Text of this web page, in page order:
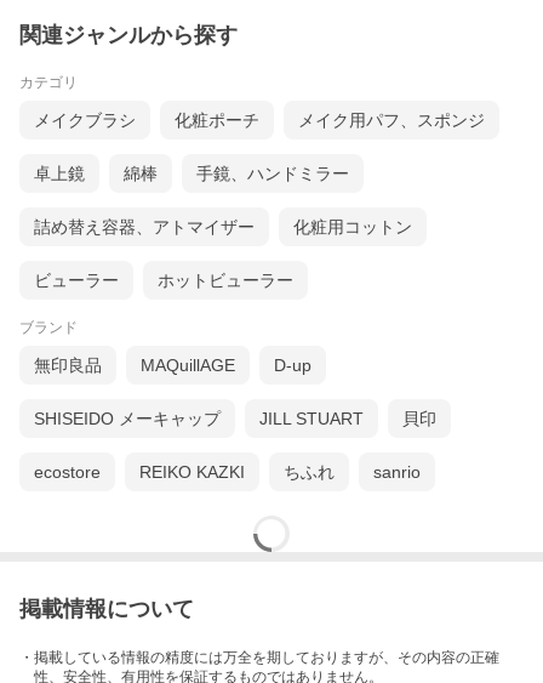
関連ジャンルから探す
カテゴリ
メイクブラシ 化粧ポーチ メイク用パフ、スポンジ
卓上鏡 綿棒 手鏡、ハンドミラー
詰め替え容器、アトマイザー 化粧用コットン
ビューラー ホットビューラー
ブランド
無印良品 MAQuillAGE D-up
SHISEIDO メーキャップ JILL STUART 貝印
ecostore REIKO KAZKI ちふれ sanrio
掲載情報について
・掲載している情報の精度には万全を期しておりますが、その内容の正確
性、安全性、有用性を保証するものではありません。